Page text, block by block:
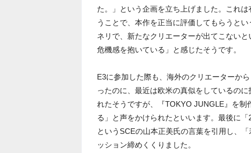
た。」という企画を立ち上げました。これ
うことで、本作を正当に評価してもらうと
ネリで、新たなクリエーターが出てこない
危機感を抱いている」と感じたそうです。
E3に参加した際も、海外のクリエーターか
ったのに、最近は欧米の真似をしているの
れたそうですが、『TOKYO JUNGLE』を
る」と声をかけられたといいます。最後に
というSCEの山本正美氏の言葉を引用し、
ッション締めくくりました。